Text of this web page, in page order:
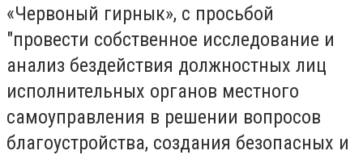
«Червоный гирнык», с просьбой
"провести собственное исследование и
анализ бездействия должностных лиц
исполнительных органов местного
самоуправления в решении вопросов
благоустройства, создания безопасных и